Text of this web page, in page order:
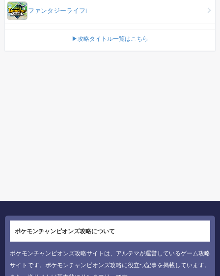
ファンタジーライフi
▶攻略タイトル一覧はこちら
ポケモンチャンピオンズ攻略について
ポケモンチャンピオンズ攻略サイトは、アルテマが運営しているゲーム攻略
サイトです。ポケモンチャンピオンズ攻略に役立つ記事を掲載しています。